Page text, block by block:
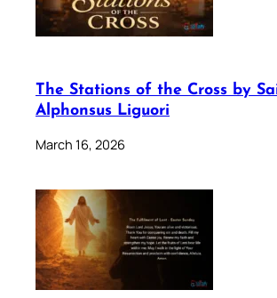
The Stations of the Cross by
Alphonsus Liguori
March 16, 2026